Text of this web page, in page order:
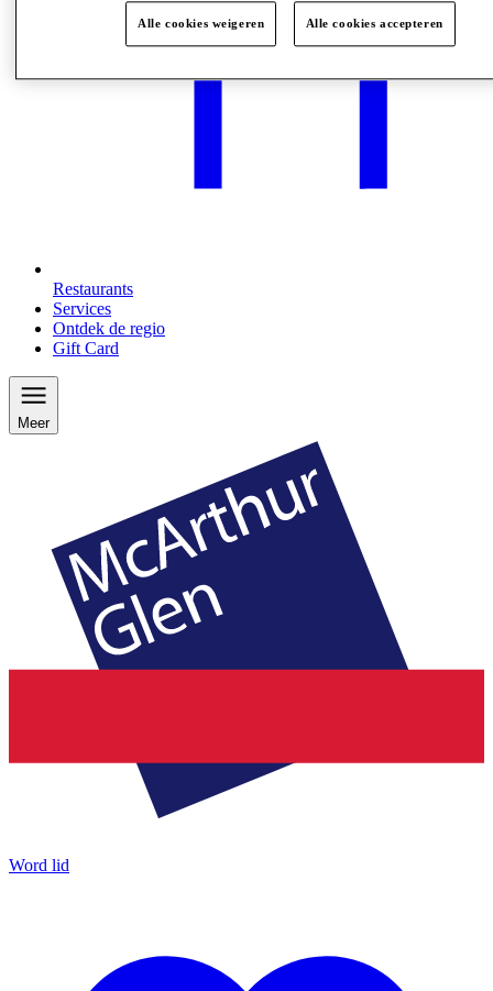
Restaurants
Services
Ontdek de regio
Gift Card
Meer
Word lid
Alle cookies weigeren Alle cookies accepteren